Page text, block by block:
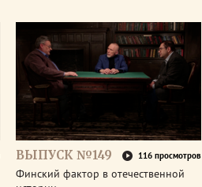
ВЫПУСК №149 116 просмотров
Финский фактор в отечественной